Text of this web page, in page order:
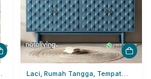
Laci, Rumah Tangga, Tempat